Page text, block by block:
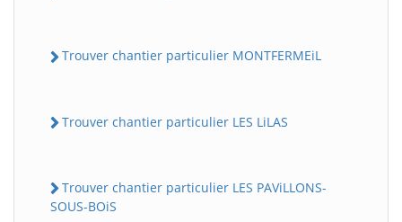
Trouver chantier particulier MONTFERMEiL
Trouver chantier particulier LES LiLAS
Trouver chantier particulier LES PAViLLONS-
SOUS-BOiS